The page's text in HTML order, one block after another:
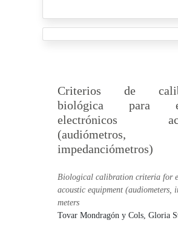
Criterios de
biológica para
electrónicos
(audiómetros,
impedanciómetros)
Biological calibration criteria for
acoustic equipment (audiometers,
meters
Tovar Mondragón y Cols, Gloria